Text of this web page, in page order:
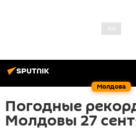
Молдова
Погодные
Молдовы 27